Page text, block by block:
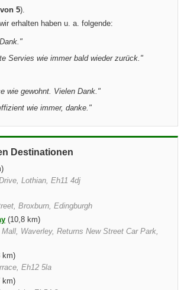
5).
erhalten haben u. a. folgende:
"
Servies wie immer bald wieder zurück. "
wie gewohnt. Vielen Dank. "
wie immer, danke."
Destinationen
Lothian, Eh11 4dj
Broxburn, Edingburgh
(10,8 km)
Waverley, Returns New Street Car Park,
km)
Eh12 5la
km)